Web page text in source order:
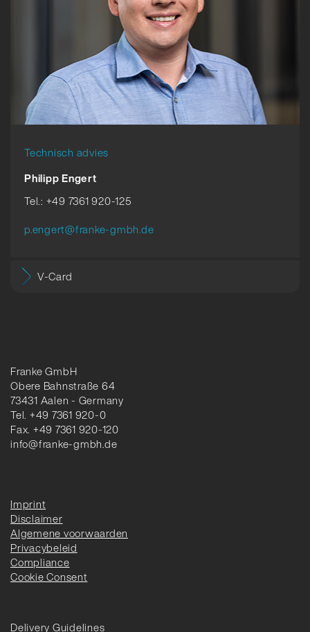
Technisch advies
Philipp Engert
Tel.: +49 7361 920-125
p.engert@franke-gmbh.de
V-Card
Franke GmbH
Obere Bahnstraße 64
73431 Aalen - Germany
Tel. +49 7361 920-0
Fax. +49 7361 920-120
info@franke-gmbh.de
Imprint
Disclaimer
Algemene voorwaarden
Privacybeleid
Compliance
Cookie Consent
Delivery Guidelines